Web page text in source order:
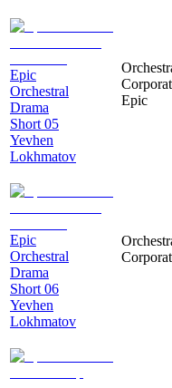
Epic
Orchestral
Drama
Short 05
Yevhen
Lokhmatov
Epic
Epic
Orchestral
Drama
Short 06
Yevhen
Lokhmatov